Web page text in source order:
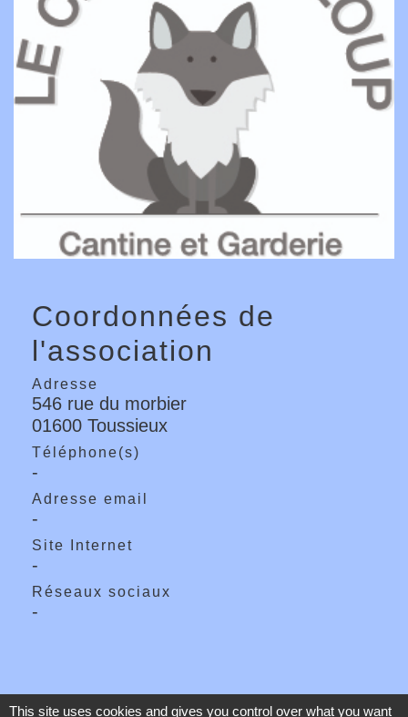
Coordonnées de
l'association
Adresse
546 rue du morbier
01600 Toussieux
Téléphone(s)
-
Adresse email
-
Site Internet
-
Réseaux sociaux
-
This site uses cookies and gives you control over what you want